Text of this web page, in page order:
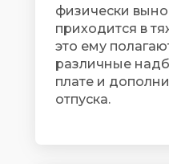
физически
приходится в
это ему
различные
плате и
отпуска.